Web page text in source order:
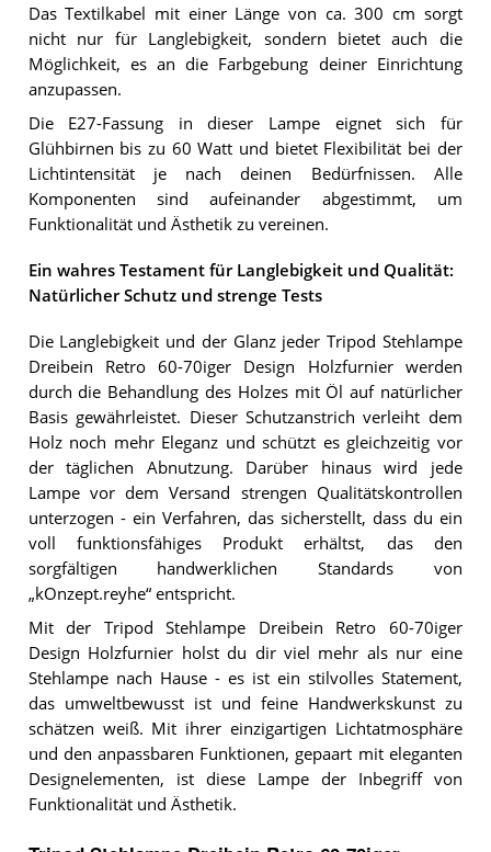
Das Textilkabel mit einer Länge von ca. 300 cm sorgt
nicht nur für Langlebigkeit, sondern bietet auch die
Möglichkeit, es an die Farbgebung deiner Einrichtung
anzupassen.
Die E27-Fassung in dieser Lampe eignet sich für
Glühbirnen bis zu 60 Watt und bietet Flexibilität bei der
Lichtintensität je nach deinen Bedürfnissen. Alle
Komponenten sind aufeinander abgestimmt, um
Funktionalität und Ästhetik zu vereinen.
Ein wahres Testament für Langlebigkeit und Qualität:
Natürlicher Schutz und strenge Tests
Die Langlebigkeit und der Glanz jeder Tripod Stehlampe
Dreibein Retro 60-70iger Design Holzfurnier werden
durch die Behandlung des Holzes mit Öl auf natürlicher
Basis gewährleistet. Dieser Schutzanstrich verleiht dem
Holz noch mehr Eleganz und schützt es gleichzeitig vor
der täglichen Abnutzung. Darüber hinaus wird jede
Lampe vor dem Versand strengen Qualitätskontrollen
unterzogen - ein Verfahren, das sicherstellt, dass du ein
voll funktionsfähiges Produkt erhältst, das den
sorgfältigen handwerklichen Standards von
„kOnzept.reyhe“ entspricht.
Mit der Tripod Stehlampe Dreibein Retro 60-70iger
Design Holzfurnier holst du dir viel mehr als nur eine
Stehlampe nach Hause - es ist ein stilvolles Statement,
das umweltbewusst ist und feine Handwerkskunst zu
schätzen weiß. Mit ihrer einzigartigen Lichtatmosphäre
und den anpassbaren Funktionen, gepaart mit eleganten
Designelementen, ist diese Lampe der Inbegriff von
Funktionalität und Ästhetik.